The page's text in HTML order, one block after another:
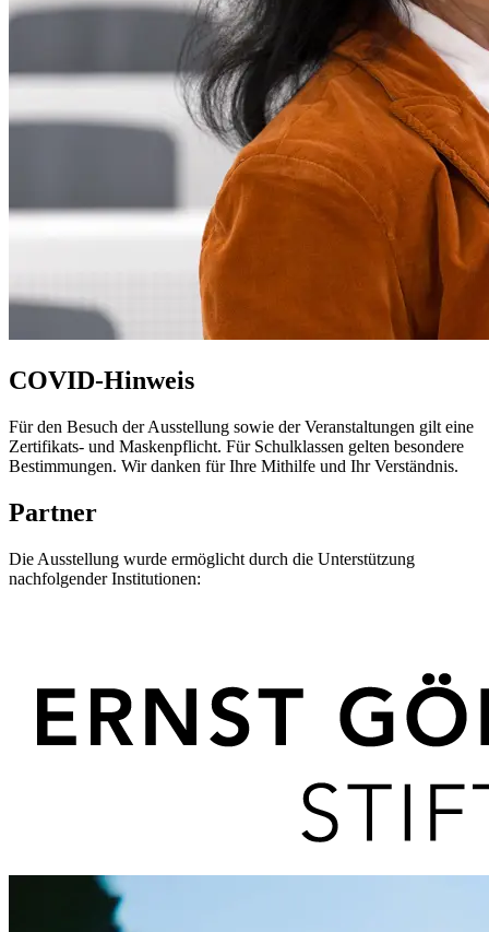
COVID-Hinweis
Für den Besuch der Ausstellung sowie der Veranstaltungen gilt eine
Zertifikats- und Maskenpflicht. Für Schulklassen gelten besondere
Bestimmungen. Wir danken für Ihre Mithilfe und Ihr Verständnis.
Partner
Die Ausstellung wurde ermöglicht durch die Unterstützung
nachfolgender Institutionen: